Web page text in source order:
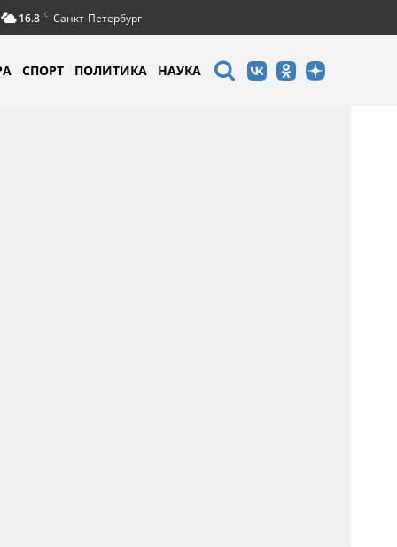
16.8 C Санкт-Петербург
СПОРТ ПОЛИТИКА НАУКА